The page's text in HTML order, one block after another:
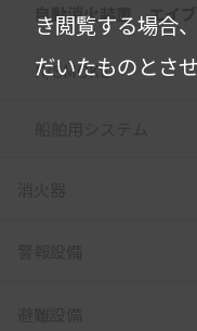
自動消火装置 エイ
K/SMOKE
き閲覧する場合
だいたものとさ